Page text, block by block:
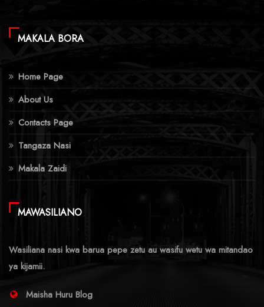
MAKALA BORA
Home Page
About Us
Contacts Page
Tangaza Nasi
Makala Zaidi
MAWASILIANO
Wasiliana nasi kwa barua pepe zetu au wasifu wetu wa mitandao
ya kijamii.
Maisha Huru Blog